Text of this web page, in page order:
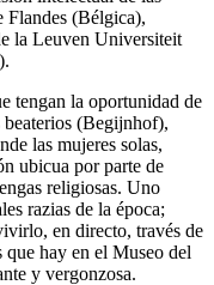
Flandes (Bélgica),
la Leuven Universiteit
tengan la oportunidad de
(Begijnhof),
las mujeres solas,
ubicua por parte de
religiosas. Uno
razias de la época;
en directo, través de
que hay en el Museo del
y vergonzosa.